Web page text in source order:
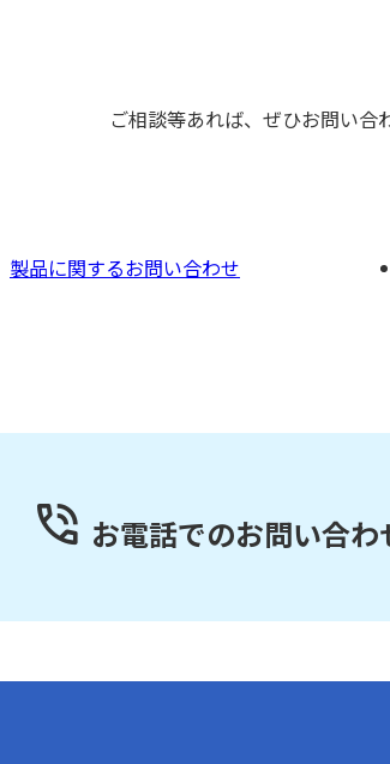
ご相談等あれば、ぜひお問い合
製品に関するお問い合わせ
お電話でのお問い合わ